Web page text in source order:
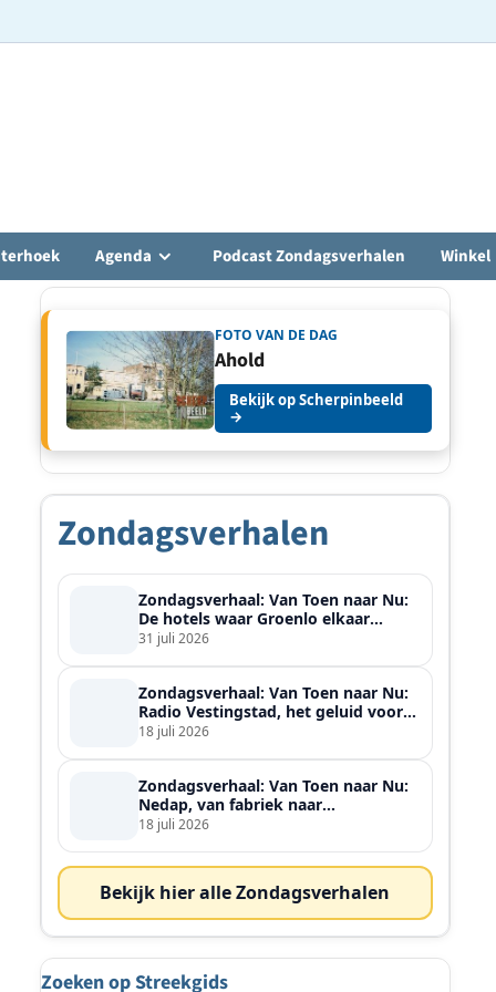
Agenda Podcast Zondagsverhalen Winkel
FOTO VAN DE DAG
Ahold
Bekijk op Scherpinbeeld
→
Zondagsverhalen
Zondagsverhaal: Van Toen naar Nu:
De hotels waar Groenlo elkaar
ontmoette
31 juli 2026
Zondagsverhaal: Van Toen naar Nu:
Radio Vestingstad, het geluid voor
heel de streek
18 juli 2026
Zondagsverhaal: Van Toen naar Nu:
Nedap, van fabriek naar
wereldspeler
18 juli 2026
Bekijk hier alle Zondagsverhalen
Zoeken op Streekgids